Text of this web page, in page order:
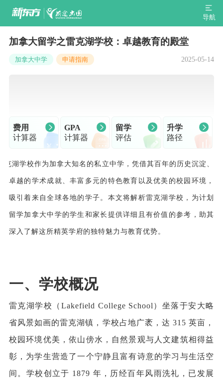
导航
加拿大留学之雷克湖学校：卓越教育的殿堂
加拿大中学 申请指南 2025-05-14
费用
计算器
GPA
计算器
留学
评估
升学
路径
克湖学校作为加拿大知名的私立中学，凭借其百年的历史沉淀、
卓越的学术成就、丰富多元的特色教育以及优美的校园环境，
吸引着来自全球各地的学子。本文将解析雷克湖学校，为计划
留学加拿大中学的学生和家长提供详细且有价值的参考，助其
深入了解这所精英学府的独特魅力与教育优势。
一、学校概况
雷克湖学校（ Lakefield College School）坐落于安大略
省风景如画的雷克湖镇，学校占地广袤，达 315 英亩，
校园环境优美，依山傍水，自然景观与人文建筑相得益
彰，为学生营造了一个宁静且富有诗意的学习与生活空
间。学校创立于 1879 年，历经百年风雨洗礼，已发展